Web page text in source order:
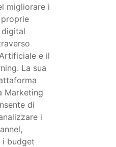
migliorare i
digital
e il
La sua
Marketing
di
i
budget